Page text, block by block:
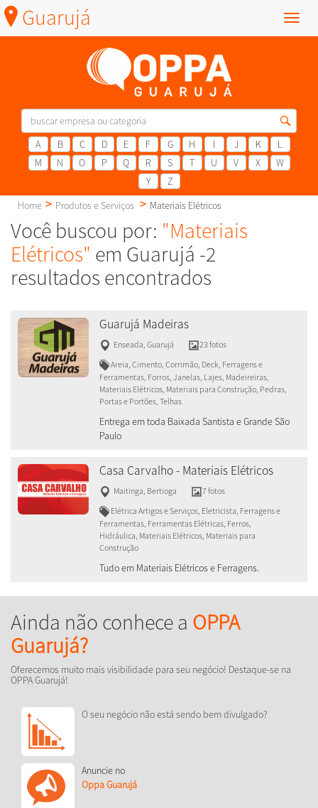
Menu
Guarujá
A B C D E F G H I J K
L
M
N O P Q R S T U V X
W
Y
Z
Home
Produtos e Serviços Materiais Elétricos
Você buscou por: "Materiais
Elétricos" em Guarujá -2
resultados encontrados
Guarujá Madeiras
Enseada Guarujá
23 fotos
Areia, Cimento, Corrimão, Deck, Ferragens e
Ferramentas, Forros, Janelas, Lajes, Madeireiras,
Materiais Elétricos, Materiais para Construção, Pedras,
Portas e Portões, Telhas
Entrega em toda Baixada Santista e Grande São
Paulo
Casa Carvalho - Materiais Elétricos
Maitinga Bertioga
7 fotos
Elétrica Artigos e Serviços, Eletricista, Ferragens e
Ferramentas, Ferramentas Elétricas, Ferros,
Hidráulica, Materiais Elétricos, Materiais para
Construção
Tudo em Materiais Elétricos e Ferragens.
Ainda não conhece a OPPA
Guarujá?
Oferecemos muito mais visibilidade para seu negócio! Destaque-se na
OPPA Guarujá!
O seu negócio não está sendo bem divulgado?
Anuncie no
Oppa Guarujá